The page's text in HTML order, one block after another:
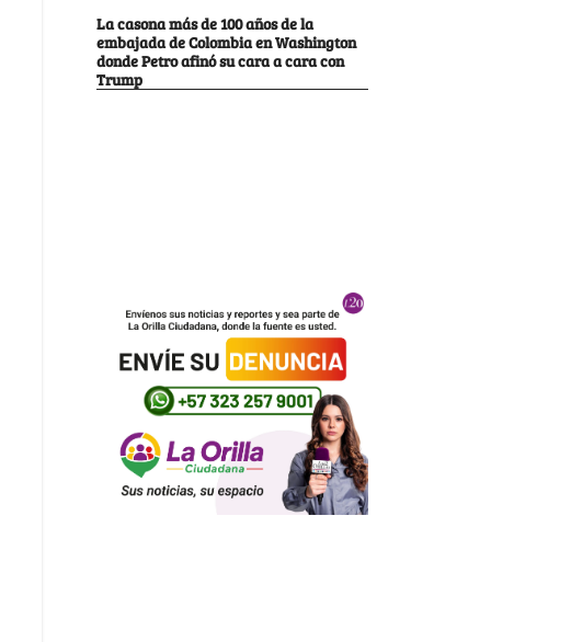
La casona más de 100 años de la
embajada de Colombia en Washington
donde Petro afinó su cara a cara con
Trump